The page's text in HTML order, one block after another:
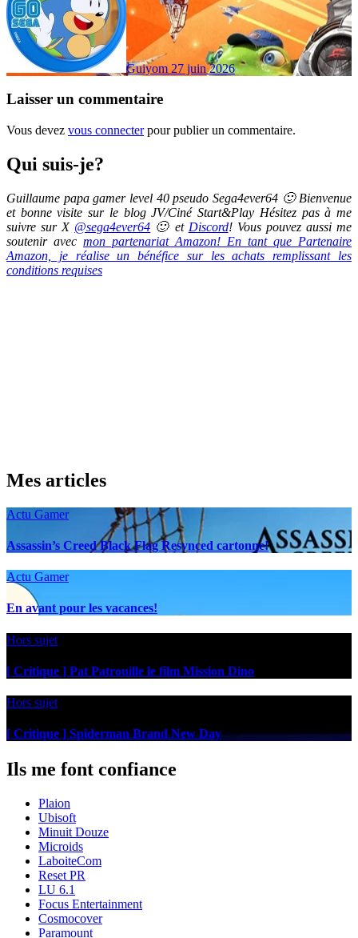
Guiyom 27 juin 2026
Laisser un commentaire
Vous devez vous connecterpour publier un commentaire.
Qui suis-je?
Guillaume papa gamer level 40 pseudo Sega4ever64 🙂 Bienvenue
et bonne visite sur le blog JV/Ciné Start&Play Hésitez pas à me
suivre sur X @sega4ever64 🙂 et Discord! Vous pouvez aussi me
soutenir avec mon partenariat Amazon! En tant que Partenaire
Amazon, je réalise un bénéfice sur les achats remplissant les
conditions requises
Mes articles
Actu Gamer
Assassin’s Creed Black Flag Resynced cartonne!
Actu Gamer
En avant pour les vacances!
Hors sujet
[ Critique ] Pat Patrouille le film Mission Dino
Hors sujet
[ Critique ] Spiderman Brand New Day
Ils me font confiance
Plaion
Ubisoft
Minuit Douze
Microids
LaboiteCom
Reset PR
LU 6.1
Focus Entertainment
Cosmocover
Paramount